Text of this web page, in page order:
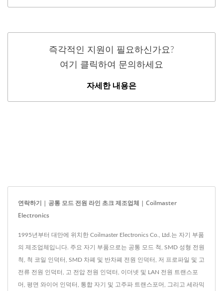
즉각적인 지원이 필요하신가요?
여기 클릭하여 문의하세요
자세한 내용은
연락하기 | 공통 모드 전원 라인 초크 제조업체 | Coilmaster
Electronics
1995년부터 대만에 위치한 Coilmaster Electronics Co., Ltd.는 자기 부품
의 제조업체입니다. 주요 자기 부품으로는 공통 모드 척, SMD 성형 전원
척, 척 코일 인덕터, SMD 차폐 및 반차폐 전원 인덕터, 저 프로파일 및 고
전류 전원 인덕터, 고 전압 전원 인덕터, 이더넷 및 LAN 전원 트랜스포
머, 평면 와이어 인덕터, 통합 자기 및 고주파 트랜스포머, 그리고 세라믹